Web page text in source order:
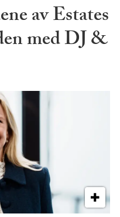
av Estates
med DJ &